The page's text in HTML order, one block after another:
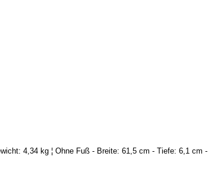
4,34 kg ¦ Ohne Fuß - Breite: 61,5 cm - Tiefe: 6,1 cm -